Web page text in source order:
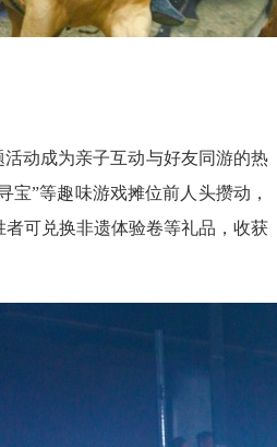
活动成为亲子互动与好友同游的热
宝”等趣味游戏摊位前人头攒动，
可兑换非遗体验卷等礼品，收获